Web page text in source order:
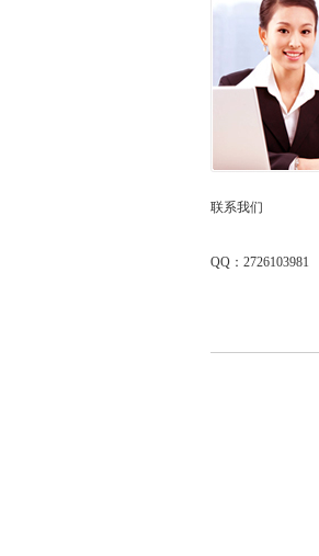
联系我们
QQ：2726103981